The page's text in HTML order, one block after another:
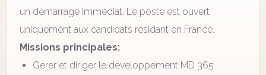
un démarrage immédiat. Le poste est ouvert
uniquement aux candidats résidant en France.
Missions principales:
Gérer et diriger le développement MD 365